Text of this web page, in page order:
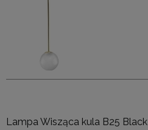
Lampa Wisząca kula B25 Black